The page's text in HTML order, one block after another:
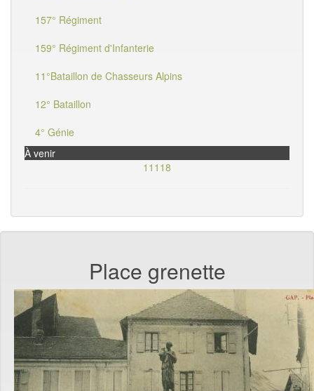
157° Régiment
159° Régiment d'Infanterie
11°Bataillon de Chasseurs Alpins
12° Bataillon
4° Génie
À venir
11118
Place grenette